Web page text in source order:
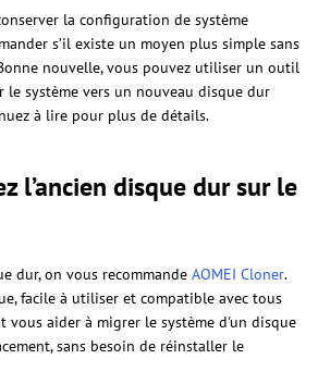
la configuration de système
s’il existe un moyen plus simple sans
nouvelle, vous pouvez utiliser un outil
le système vers un nouveau disque dur
à lire pour plus de détails.
l’ancien disque dur sur le
dur, on vous recommande AOMEI Cloner.
facile à utiliser et compatible avec tous
vous aider à migrer le système d'un disque
sans besoin de réinstaller le